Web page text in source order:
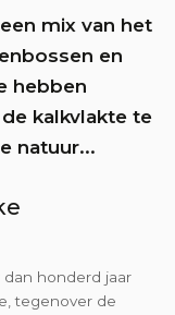
mix van het
en
hebben
kalkvlakte te
natuur...
honderd jaar
tegenover de